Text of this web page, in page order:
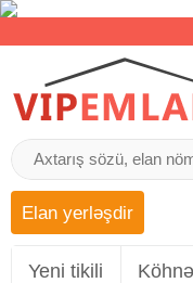
Elan yerləşdir
Yeni tikili